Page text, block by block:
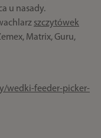
u nasady.
szczytówek
Matrix, Guru,
wedki-feeder-picker-